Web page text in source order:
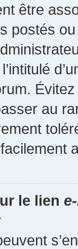
être
postés
au
le lien